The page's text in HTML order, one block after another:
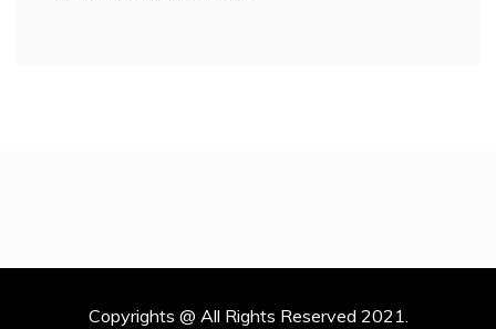
Copyrights @ All Rights Reserved 2021.